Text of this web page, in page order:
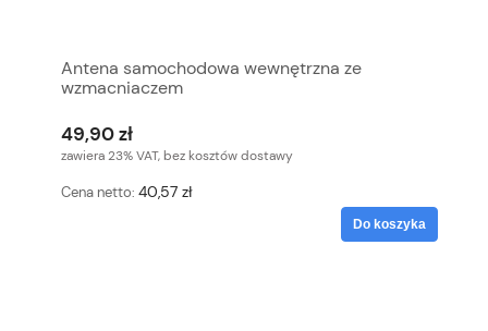
Antena samochodowa wewnętrzna ze
wzmacniaczem
49,90 zł
zawiera 23% VAT, bez kosztów dostawy
Cena netto: 40,57 zł
Do koszyka